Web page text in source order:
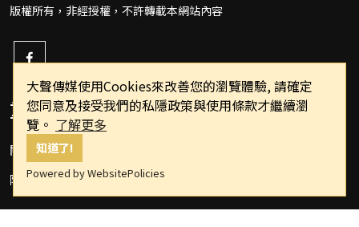
大聲傳媒使用Cookies來改善您的瀏覽體驗, 請確定
您同意及接受我們的私隱政策與使用條款才繼續瀏
覽。 了解更多
知道了!
Powered by WebsitePolicies
版權所有，非經授權，不許轉載本網站內容
重要連結
關於我們
隱私權政策